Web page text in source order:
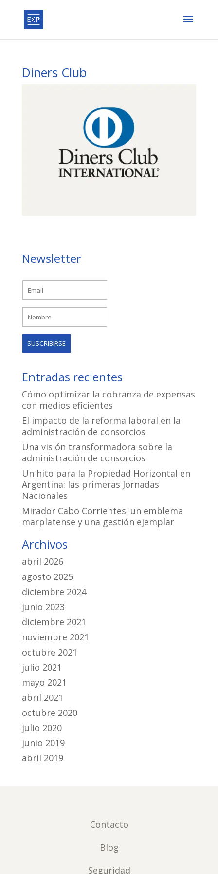
Diners Club
Newsletter
Entradas recientes
Cómo optimizar la cobranza de expensas
con medios eficientes
El impacto de la reforma laboral en la
administración de consorcios
Una visión transformadora sobre la
administración de consorcios
Un hito para la Propiedad Horizontal en
Argentina: las primeras Jornadas
Nacionales
Mirador Cabo Corrientes: un emblema
marplatense y una gestión ejemplar
Archivos
abril 2026
agosto 2025
diciembre 2024
junio 2023
diciembre 2021
noviembre 2021
octubre 2021
julio 2021
mayo 2021
abril 2021
octubre 2020
julio 2020
junio 2019
abril 2019
Contacto
Blog
Seguridad